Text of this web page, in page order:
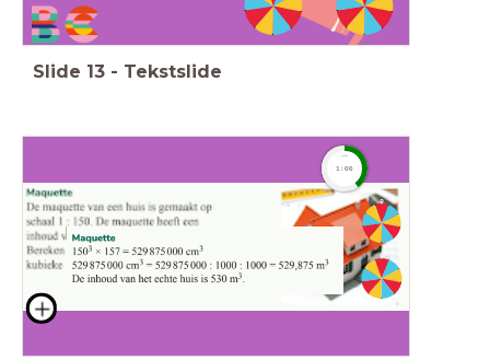
Slide 13 - Tekstslide
timer
1:00